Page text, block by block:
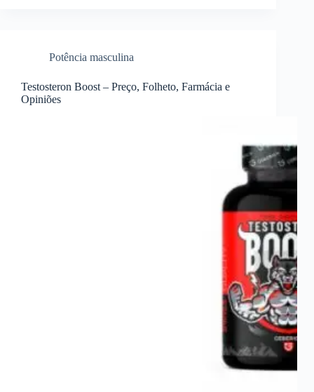
Potência masculina
Testosteron Boost – Preço, Folheto, Farmácia e
Opiniões